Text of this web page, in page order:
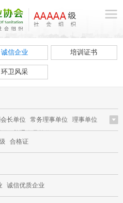
诚信企业 培训证书
环卫风采
长单位 常务理事单位
理事单位
位 普通会员单位
合格证
诚信优质企业